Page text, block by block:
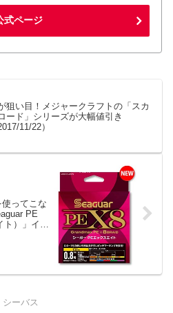
式ページ
狙い目！メジャークラフトの「スカ
ード」シリーズが大幅値引き
11/22）
ってこな
PE
）」イン
シーバス